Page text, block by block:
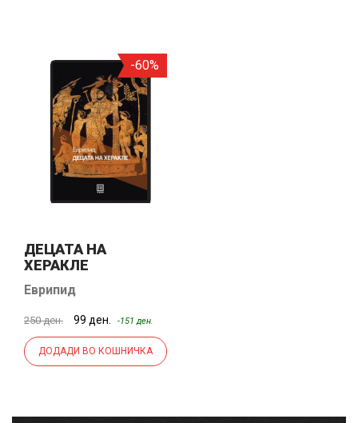
-60%
ДЕЦАТА НА
ХЕРАКЛЕ
Еврипид
250 ден. 99 ден. -151 ден.
ДОДАДИ ВО КОШНИЧКА